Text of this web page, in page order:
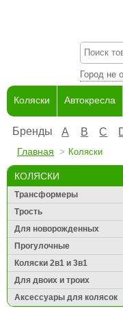
Город не
Коляски Автокресла
Бренды A B C
Главная Коляски
КОЛЯСКИ
Трансформеры
Трость
Для новорожденных
Прогулочные
Коляски 2в1 и 3в1
Для двоих и троих
Аксессуары для колясок